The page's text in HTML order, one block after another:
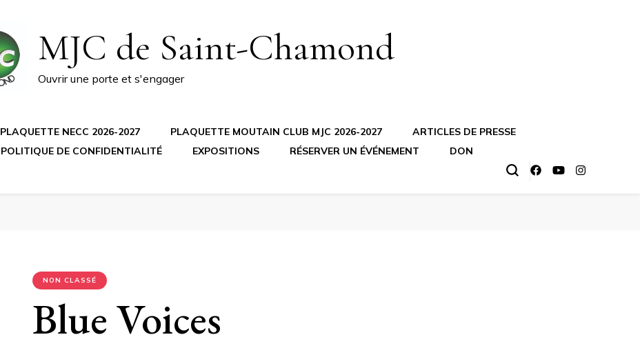
MJC de Saint-Chamond
Ouvrir une porte et s'engager
PLAQUETTE NECC 2026-2027 PLAQUETTE MOUTAIN CLUB MJC 2026-2027
ARTICLES DE PRESSE
POLITIQUE DE CONFIDENTIALITÉ EXPOSITIONS RÉSERVER UN ÉVÉNEMENT DON
NON CLASSÉ
Blue Voices